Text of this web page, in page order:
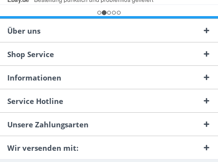
Über uns
Shop Service
Informationen
Service Hotline
Unsere Zahlungsarten
Wir versenden mit: